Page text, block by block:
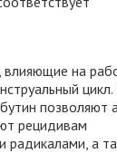
влияющие на
цикл.
позволяют
рецидивам
радикалами, а